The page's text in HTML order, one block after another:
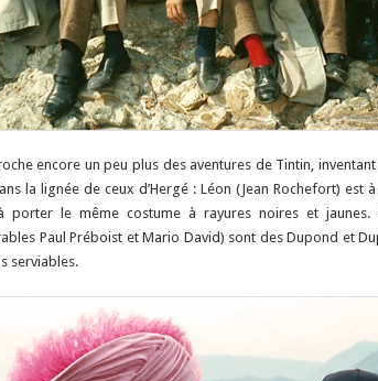
encore un peu plus des aventures de Tintin,
la lignée de ceux d’Hergé : Léon (Jean Rochefort) est
porter le même costume à rayures noires et jaunes.
Paul Préboist et Mario David) sont des Dupond et
serviables.